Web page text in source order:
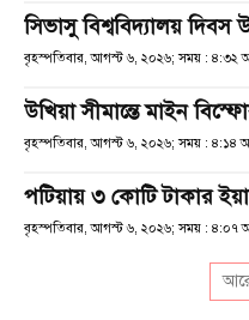
সিভাসু বিশ্ববিদ্যালয়
বৃহস্পতিবার, আগস্ট ৬, ২০২৬; সময় : ৪:৩২
উখিয়া সীমান্তে মাইন
বৃহস্পতিবার, আগস্ট ৬, ২০২৬; সময় : ৪:১৪
পটিয়ায় ৩ কোটি টাকার
বৃহস্পতিবার, আগস্ট ৬, ২০২৬; সময় : ৪:০৭